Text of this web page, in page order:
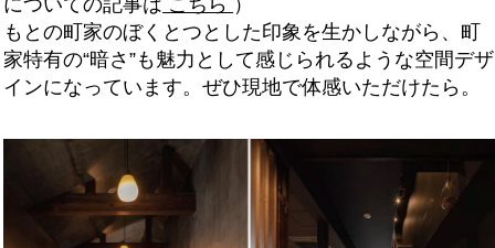
もとの町家のぼくとつとした印象を生かしながら、町
家特有の“暗さ”も魅力として感じられるような空間デザ
インになっています。ぜひ現地で体感いただけたら。